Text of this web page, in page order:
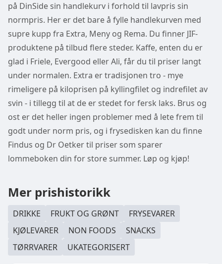
på DinSide sin handlekurv i forhold til lavpris sin
normpris. Her er det bare å fylle handlekurven med
supre kupp fra Extra, Meny og Rema. Du finner JIF-
produktene på tilbud flere steder. Kaffe, enten du er
glad i Friele, Evergood eller Ali, får du til priser langt
under normalen. Extra er tradisjonen tro - mye
rimeligere på kiloprisen på kyllingfilet og indrefilet av
svin - i tillegg til at de er stedet for fersk laks. Brus og
ost er det heller ingen problemer med å lete frem til
godt under norm pris, og i frysedisken kan du finne
Findus og Dr Oetker til priser som sparer
lommeboken din for store summer. Løp og kjøp!
Mer prishistorikk
DRIKKE FRUKT OG GRØNT
FRYSEVARER
KJØLEVARER
NON FOODS
SNACKS
TØRRVARER
UKATEGORISERT